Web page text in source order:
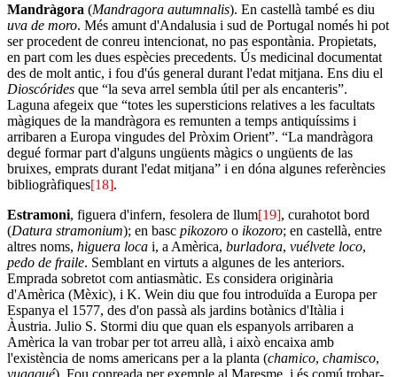
Mandràgora (Mandragora autumnalis). En castellà també es diu
uva de moro. Més amunt d'Andalusia i sud de Portugal només hi pot
ser procedent de conreu intencionat, no pas espontània. Propietats,
en part com les dues espècies precedents. Ús medicinal documentat
des de molt antic, i fou d'ús general durant l'edat mitjana. Ens diu el
Dioscórides que “la seva arrel sembla útil per als encanteris”.
Laguna afegeix que “totes les supersticions relatives a les facultats
màgiques de la mandràgora es remunten a temps antiquíssims i
arribaren a Europa vingudes del Pròxim Orient”. “La mandràgora
degué formar part d'alguns ungüents màgics o ungüents de las
bruixes, emprats durant l'edat mitjana” i en dóna algunes referències
bibliogràfiques[18].
Estramoni, figuera d'infern, fesolera de llum[19], curahotot bord
(Datura stramonium); en basc pikozoro o ikozoro; en castellà, entre
altres noms, higuera loca i, a Amèrica, burladora, vuélvete loco,
pedo de fraile. Semblant en virtuts a algunes de les anteriors.
Emprada sobretot com antiasmàtic. Es considera originària
d'Amèrica (Mèxic), i K. Wein diu que fou introduïda a Europa per
Espanya el 1577, des d'on passà als jardins botànics d'Itàlia i
Àustria. Julio S. Stormi diu que quan els espanyols arribaren a
Amèrica la van trobar per tot arreu allà, i això encaixa amb
l'existència de noms americans per a la planta (chamico, chamisco,
yuaaqué). Fou conreada per exemple al Maresme, i és comú trobar-